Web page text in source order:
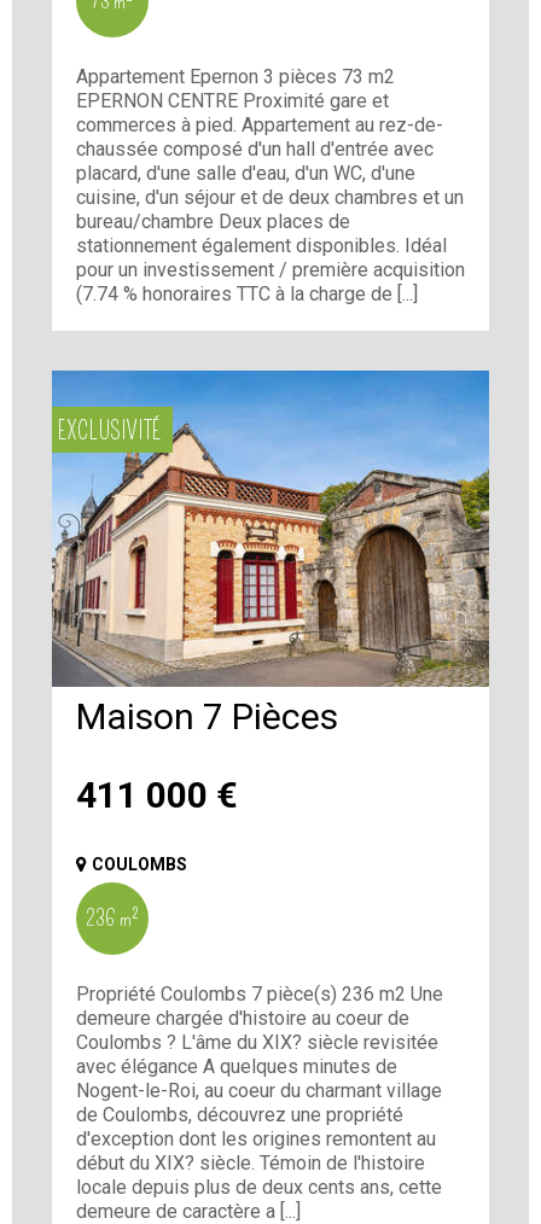
Appartement Epernon 3 pièces 73 m2
EPERNON CENTRE Proximité gare et
commerces à pied. Appartement au rez-de-
chaussée composé d'un hall d'entrée avec
placard, d'une salle d'eau, d'un WC, d'une
cuisine, d'un séjour et de deux chambres et un
bureau/chambre Deux places de
stationnement également disponibles. Idéal
pour un investissement / première acquisition
(7.74 % honoraires TTC à la charge de [...]
EXCLUSIVITÉ
411 000 €
Maison 7 Pièces
COULOMBS
236 m²
Propriété Coulombs 7 pièce(s) 236 m2 Une
demeure chargée d'histoire au coeur de
Coulombs ? L'âme du XIX? siècle revisitée
avec élégance A quelques minutes de
Nogent-le-Roi, au coeur du charmant village
de Coulombs, découvrez une propriété
d'exception dont les origines remontent au
début du XIX? siècle. Témoin de l'histoire
locale depuis plus de deux cents ans, cette
demeure de caractère a [...]